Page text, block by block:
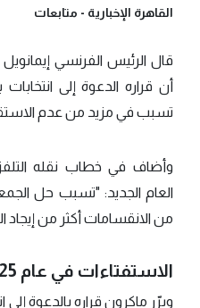
القاهرة الإخبارية - متابعات
قال الرئيس الفرنسي إيمانويل
تسبب في مزيد من عدم
وأضاف في خطاب نقله
العام الجديد: "تسبب حل
من الانقسامات أكثر من
الاستفتاءات في عام 2025
وبرّر ماكرون قراره بالدعوة إلى